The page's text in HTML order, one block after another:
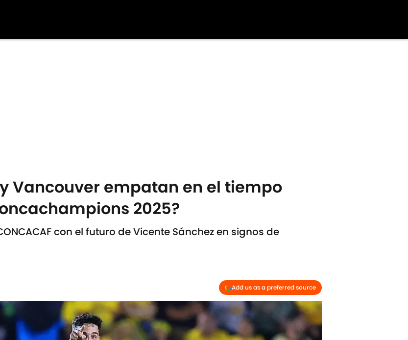
Vancouver empatan en el tiempo
2025?
con el futuro de Vicente Sánchez en signos de
Add us as a preferred source